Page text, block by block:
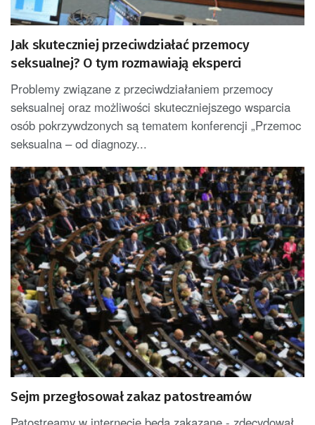
Jak skuteczniej przeciwdziałać przemocy
seksualnej? O tym rozmawiają eksperci
Problemy związane z przeciwdziałaniem przemocy
seksualnej oraz możliwości skuteczniejszego wsparcia
osób pokrzywdzonych są tematem konferencji „Przemoc
seksualna – od diagnozy...
Sejm przegłosował zakaz patostreamów